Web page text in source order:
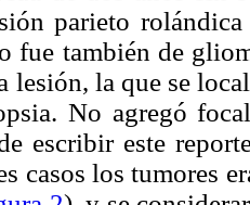
parieto
fue también de
lesión, la que se
No agregó
escribir este
casos los tumores